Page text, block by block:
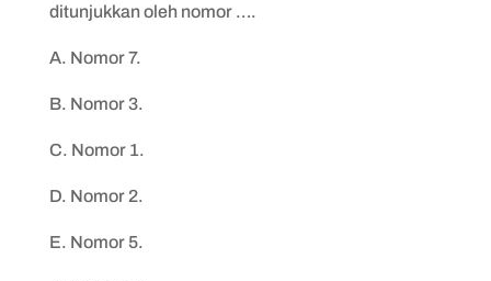
ditunjukkan oleh nomor ….
A. Nomor 7.
B. Nomor 3.
C. Nomor 1.
D. Nomor 2.
E. Nomor 5.